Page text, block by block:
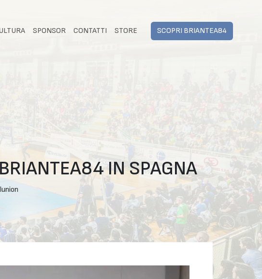
SPONSOR CONTATTI STORE SCOPRI BRIANTEA84
IN SPAGNA